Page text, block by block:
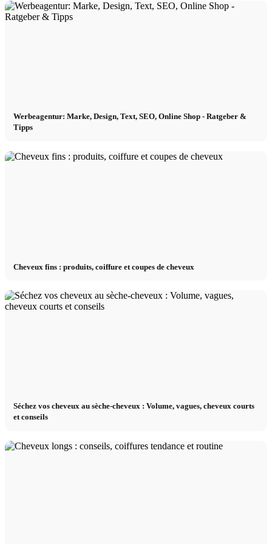
Werbeagentur: Marke, Design, Text, SEO, Online Shop - Ratgeber &
Tipps
Cheveux fins : produits, coiffure et coupes de cheveux
Séchez vos cheveux au sèche-cheveux : Volume, vagues, cheveux courts
et conseils